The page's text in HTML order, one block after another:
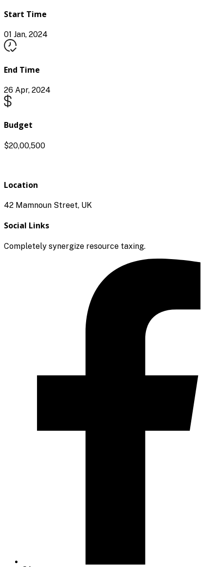
Start Time
01 Jan, 2024
End Time
26 Apr, 2024
Budget
$20,00,500
Location
42 Mamnoun Street, UK
Social Links
Completely synergize resource taxing.